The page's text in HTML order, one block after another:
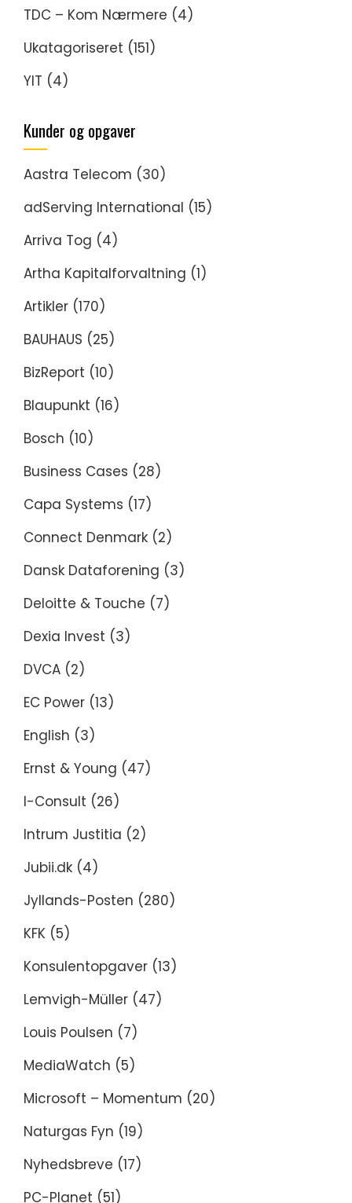
TDC – Kom Nærmere (4)
Ukatagoriseret (151)
YIT (4)
Kunder og opgaver
Aastra Telecom (30)
adServing International (15)
Arriva Tog (4)
Artha Kapitalforvaltning (1)
Artikler (170)
BAUHAUS (25)
BizReport (10)
Blaupunkt (16)
Bosch (10)
Business Cases (28)
Capa Systems (17)
Connect Denmark (2)
Dansk Dataforening (3)
Deloitte & Touche (7)
Dexia Invest (3)
DVCA (2)
EC Power (13)
English (3)
Ernst & Young (47)
I-Consult (26)
Intrum Justitia (2)
Jubii.dk (4)
Jyllands-Posten (280)
KFK (5)
Konsulentopgaver (13)
Lemvigh-Müller (47)
Louis Poulsen (7)
MediaWatch (5)
Microsoft – Momentum (20)
Naturgas Fyn (19)
Nyhedsbreve (17)
PC-Planet (51)